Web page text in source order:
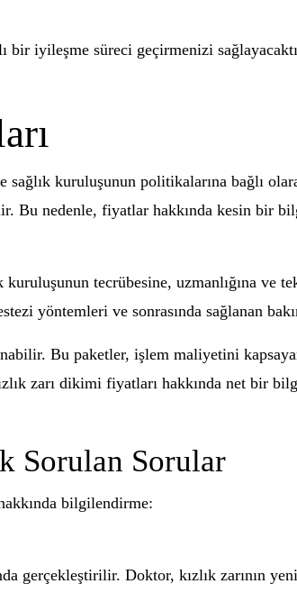
bir iyileşme süreci geçirmenizi
kuruluşunun politikalarına bağlı
Bu nedenle, fiyatlar hakkında kesin bir
tecrübesine, uzmanlığına ve
yöntemleri ve sonrasında sağlanan
Bu paketler, işlem maliyetini
zarı dikimi fiyatları hakkında net bir
Sorulan Sorular
bilgilendirme:
gerçekleştirilir. Doktor, kızlık zarının